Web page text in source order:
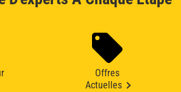
Offres
Actuelles